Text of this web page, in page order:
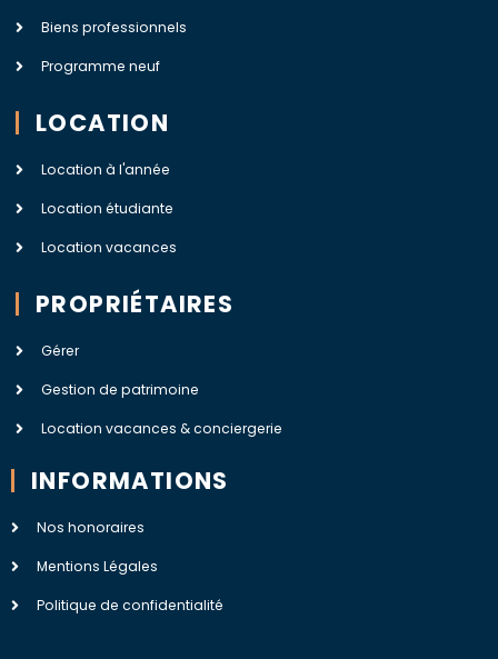
Biens professionnels
Programme neuf
LOCATION
Location à l'année
Location étudiante
Location vacances
PROPRIÉTAIRES
Gérer
Gestion de patrimoine
Location vacances & conciergerie
INFORMATIONS
Nos honoraires
Mentions Légales
Politique de confidentialité